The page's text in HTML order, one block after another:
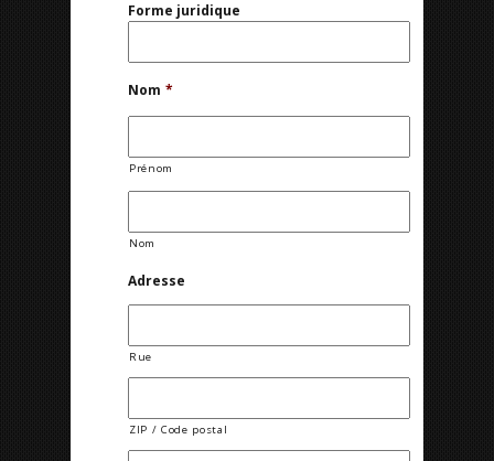
Forme juridique
Nom *
Prénom
Nom
Adresse
Rue
ZIP / Code postal